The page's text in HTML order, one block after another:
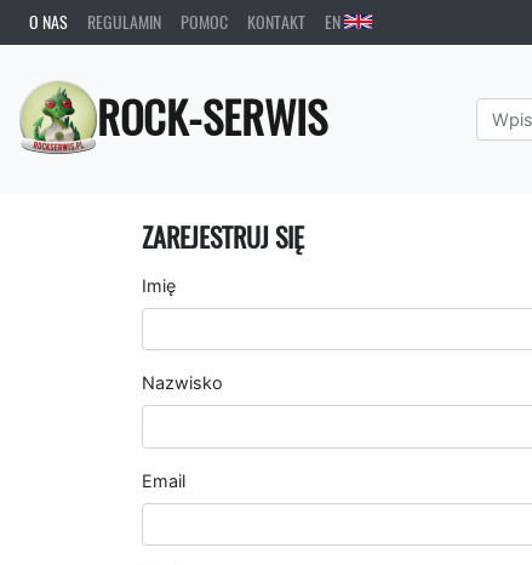
O NAS REGULAMIN POMOC KONTAKT EN
ROCK-SERWIS
ZAREJESTRUJ SIĘ
Imię
Nazwisko
Email